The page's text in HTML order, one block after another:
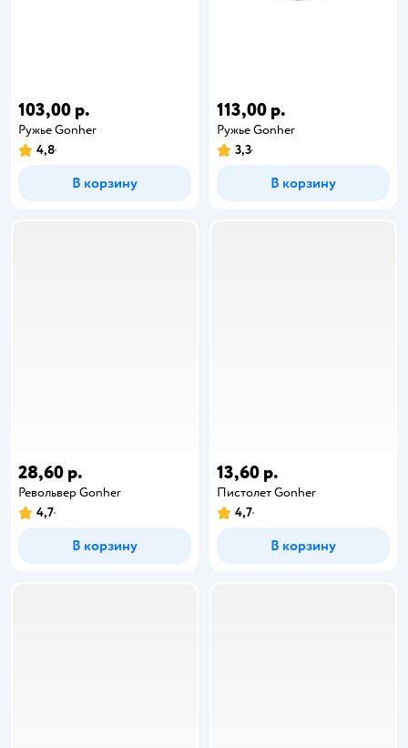
103,00 р.
Ружье Gonher
4,8
В корзину
113,00 р.
Ружье Gonher
3,3
В корзину
28,60 р.
Револьвер Gonher
4,7
В корзину
13,60 р.
Пистолет Gonher
4,7
В корзину